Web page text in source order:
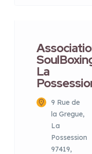
La
9 Rue de
la Gregue,
La
Possession
97419,